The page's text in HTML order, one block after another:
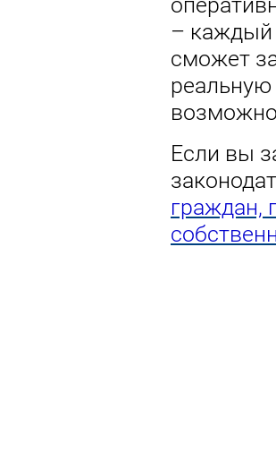
– каждый
сможет
реальную
Если вы
граждан,